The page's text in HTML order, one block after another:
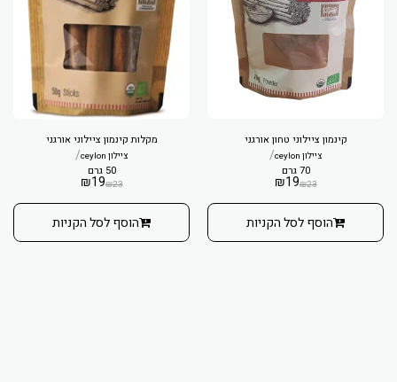
קינמון ציילוני טחון אורגני
ציילון ceylon /
70 גרם
₪23
₪19
הוסף לסל הקניות
מקלות קינמון ציילוני אורגני
ציילון ceylon /
50 גרם
₪23
₪19
הוסף לסל הקניות